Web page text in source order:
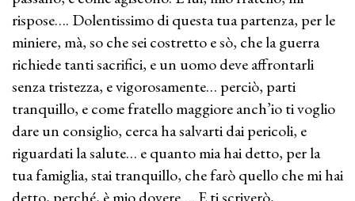
rispose…. Dolentissimo di questa tua partenza, per le
miniere, mà, so che sei costretto e sò, che la guerra
richiede tanti sacrifici, e un uomo deve affrontarli
senza tristezza, e vigorosamente… perciò, parti
tranquillo, e come fratello maggiore anch’io ti voglio
dare un consiglio, cerca ha salvarti dai pericoli, e
riguardati la salute… e quanto mia hai detto, per la
tua famiglia, stai tranquillo, che farò quello che mi hai
detto, perché, è mio dovere…. E ti scriverò,